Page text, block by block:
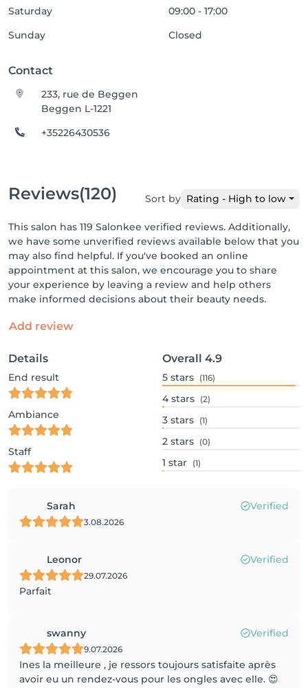
Saturday
09:00 - 17:00
Sunday
Closed
Contact
233, rue de Beggen
Beggen L-1221
+35226430536
Reviews(120) Sort by Rating - High to low
This salon has 119 Salonkee verified reviews. Additionally,
we have some unverified reviews available below that you
may also find helpful. If you've booked an online
appointment at this salon, we encourage you to share
your experience by leaving a review and help others
make informed decisions about their beauty needs.
Add review
Details
End result
Ambiance
Staff
Overall 4.9
5 stars (116)
4 stars (2)
3 stars (1)
2 stars (0)
1 star (1)
Sarah Verified
3.08.2026
Leonor Verified
29.07.2026
Parfait
swanny Verified
9.07.2026
Ines la meilleure , je ressors toujours satisfaite après
avoir eu un rendez-vous pour les ongles avec elle. 😍